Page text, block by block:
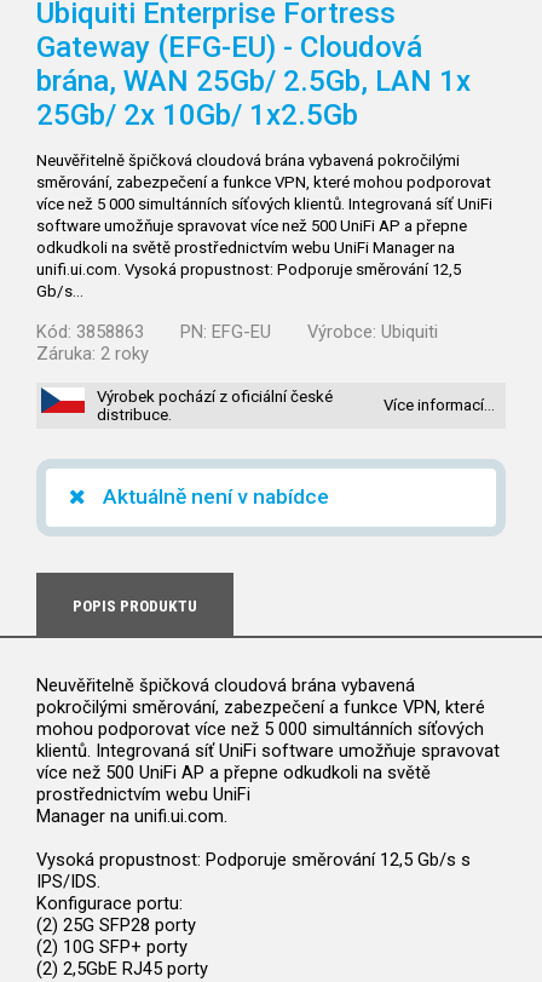
Ubiquiti Enterprise Fortress
Gateway (EFG-EU) - Cloudová
brána, WAN 25Gb/ 2.5Gb, LAN 1x
25Gb/ 2x 10Gb/ 1x2.5Gb
Neuvěřitelně špičková cloudová brána vybavená pokročilými
směrování, zabezpečení a funkce VPN, které mohou podporovat
více než 5 000 simultánních síťových klientů. Integrovaná síť UniFi
software umožňuje spravovat více než 500 UniFi AP a přepne
odkudkoli na světě prostřednictvím webu UniFi Manager na
unifi.ui.com. Vysoká propustnost: Podporuje směrování 12,5
Gb/s…
Kód: 3858863 PN: EFG-EU Výrobce: Ubiquiti
Záruka: 2 roky
Výrobek pochází z oficiální české
distribuce.
Více informací…
Aktuálně není v nabídce
POPIS PRODUKTU
Neuvěřitelně špičková cloudová brána vybavená
pokročilými směrování, zabezpečení a funkce VPN, které
mohou podporovat více než 5 000 simultánních síťových
klientů. Integrovaná síť UniFi software umožňuje spravovat
více než 500 UniFi AP a přepne odkudkoli na světě
prostřednictvím webu UniFi
Manager na unifi.ui.com.
Vysoká propustnost: Podporuje směrování 12,5 Gb/s s
IPS/IDS.
Konfigurace portu:
(2) 25G SFP28 porty
(2) 10G SFP+ porty
(2) 2,5GbE RJ45 porty